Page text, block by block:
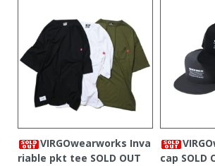
VIRGOwearworks Inva
riable pkt tee SOLD OUT
cap SOLD